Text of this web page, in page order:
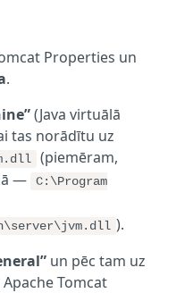
Properties un
.
(Java virtuālā
tas norādītu uz
(piemēram,
—
C:\Program
).
un pēc tam uz
Tomcat